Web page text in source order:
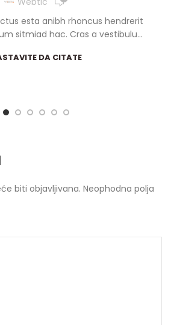
esta anibh rhoncus hendrerit
sitmiad hac. Cras a vestibulu...
DA CITATE
biti objavljivana. Neophodna polja